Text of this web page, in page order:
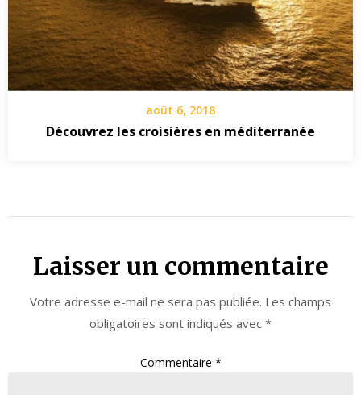
août 6, 2018
Découvrez les croisières en méditerranée
Laisser un commentaire
Votre adresse e-mail ne sera pas publiée. Les champs
obligatoires sont indiqués avec *
Commentaire *